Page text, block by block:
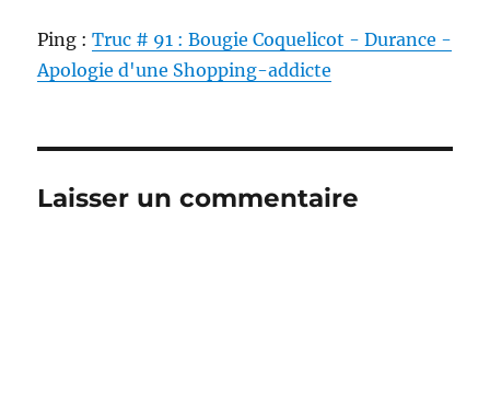
Ping :Truc # 91 : Bougie Coquelicot - Durance -
Apologie d'une Shopping-addicte
Laisser un commentaire